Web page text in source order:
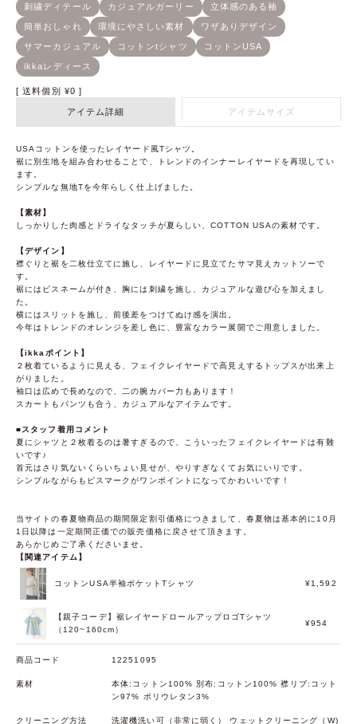
送料個別 ¥0
アイテム詳細 アイテムサイズ
USAコットンを使ったレイヤード風Tシャツ。
裾に別生地を組み合わせることで、トレンドのインナーレイヤードを再現してい
ます。
シンプルな無地Tを今年らしく仕上げました。
【素材】
しっかりした肉感とドライなタッチが夏らしい、COTTON USAの素材です。
【デザイン】
襟ぐりと裾を二枚仕立てに施し、レイヤードに見立てたサマ見えカットソーで
す。
裾にはピスネームが付き、胸には刺繍を施し、カジュアルな遊び心を加えまし
た。
横にはスリットを施し、前後差をつけてぬけ感を演出。
今年はトレンドのオレンジを差し色に、豊富なカラー展開でご用意しました。
【ikkaポイント】
２枚着ているように見える、フェイクレイヤードで高見えするトップスが出来上
がりました。
袖口は広めで長めなので、二の腕カバー力もあります！
スカートもパンツも合う、カジュアルなアイテムです。
■スタッフ着用コメント
夏にシャツと２枚着るのは暑すぎるので、こういったフェイクレイヤードは有難
いです♪
首元はさり気ないくらいちょい見せが、やりすぎなくてお気にいりです。
シンプルながらもピスマークがワンポイントになってかわいいです！
当サイトの春夏物商品の期間限定割引価格につきまして、春夏物は基本的に10月
1日以降は一定期間正価での販売価格に戻させて頂きます。
あらかじめご了承くださいませ。
【関連アイテム】
コットンUSA半袖ポケットTシャツ ¥1,592
【親子コーデ】裾レイヤードロールアップロゴTシャツ
（120~160cm）
¥954
商品コード 12251095
素材
本体:コットン100% 別布:コットン100% 襟リブ:コット
ン97% ポリウレタン3%
クリーニング方法 洗濯機洗い可（非常に弱く） ウェットクリーニング（W)